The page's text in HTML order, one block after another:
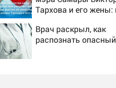
Тархова и его жены:
подробности
Врач раскрыл, как
распознать